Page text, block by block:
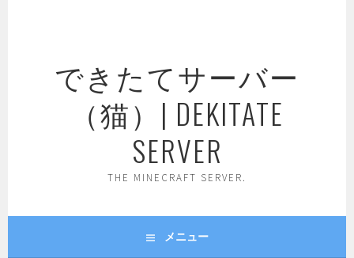
できたてサーバー
（猫）| DEKITATE
SERVER
THE MINECRAFT SERVER.
メニュー